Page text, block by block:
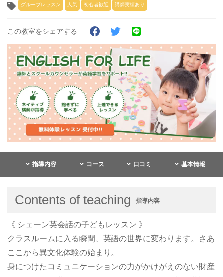
グループレッスン 人気 初心者歓迎 講師実績あり
この教室をシェアする
指導内容 コース 口コミ 基本情報
Contents of teaching 指導内容
《 シェーン英会話の子どもレッスン 》
クラスルームに入る瞬間、英語の世界に変わります。さあ
ここから異文化体験の始まり。
身につけたコミュニケーションの力がかけがえのない財産